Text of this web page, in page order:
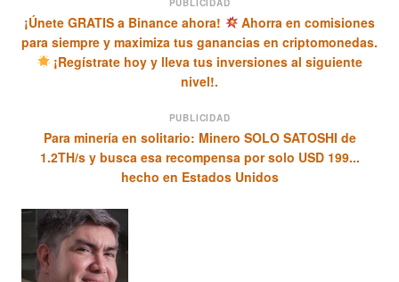
¡Únete GRATIS a Binance ahora!
Ahorra en comisiones
para siempre y maximiza tus ganancias en criptomonedas.
¡Regístrate hoy y lleva tus inversiones al siguiente
nivel!.
PUBLICIDAD
Para minería en solitario: Minero SOLO SATOSHI de
1.2TH/s y busca esa recompensa por solo USD 199...
hecho en Estados Unidos